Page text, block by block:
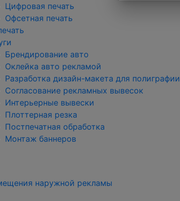
Цифровая печать
Офсетная печать
Брендирование авто
Оклейка авто рекламой
Разработка дизайн-макета для полиграфии
Согласование рекламных вывесок
Интерьерные вывески
Плоттерная резка
Постпечатная обработка
Монтаж баннеров
наружной рекламы